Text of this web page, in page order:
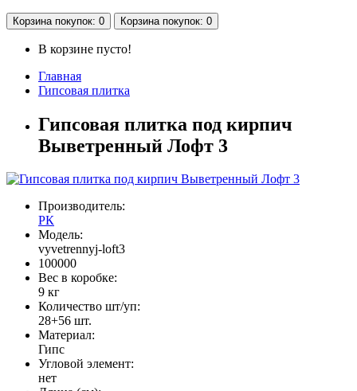
Корзина покупок: 0 Корзина покупок: 0
В корзине пусто!
Главная
Гипсовая плитка
Гипсовая плитка под кирпич
Выветренный Лофт 3
Производитель:
РК
Модель:
vyvetrennyj-loft3
100000
Вес в коробке:
9 кг
Количество шт/уп:
28+56 шт.
Материал:
Гипс
Угловой элемент:
нет